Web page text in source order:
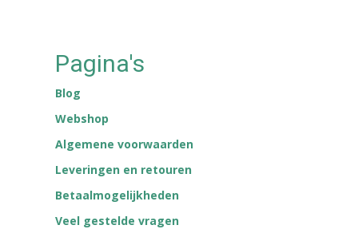
Pagina's
Blog
Webshop
Algemene voorwaarden
Leveringen en retouren
Betaalmogelijkheden
Veel gestelde vragen